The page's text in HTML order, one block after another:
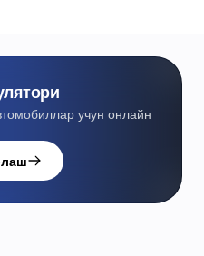
учун онлайн